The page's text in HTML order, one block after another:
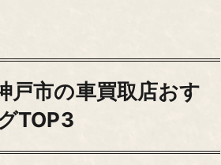
戸市の車買取店おす
TOP3